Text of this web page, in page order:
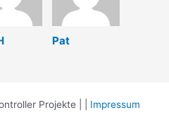
Pat
Projekte | | Impressum